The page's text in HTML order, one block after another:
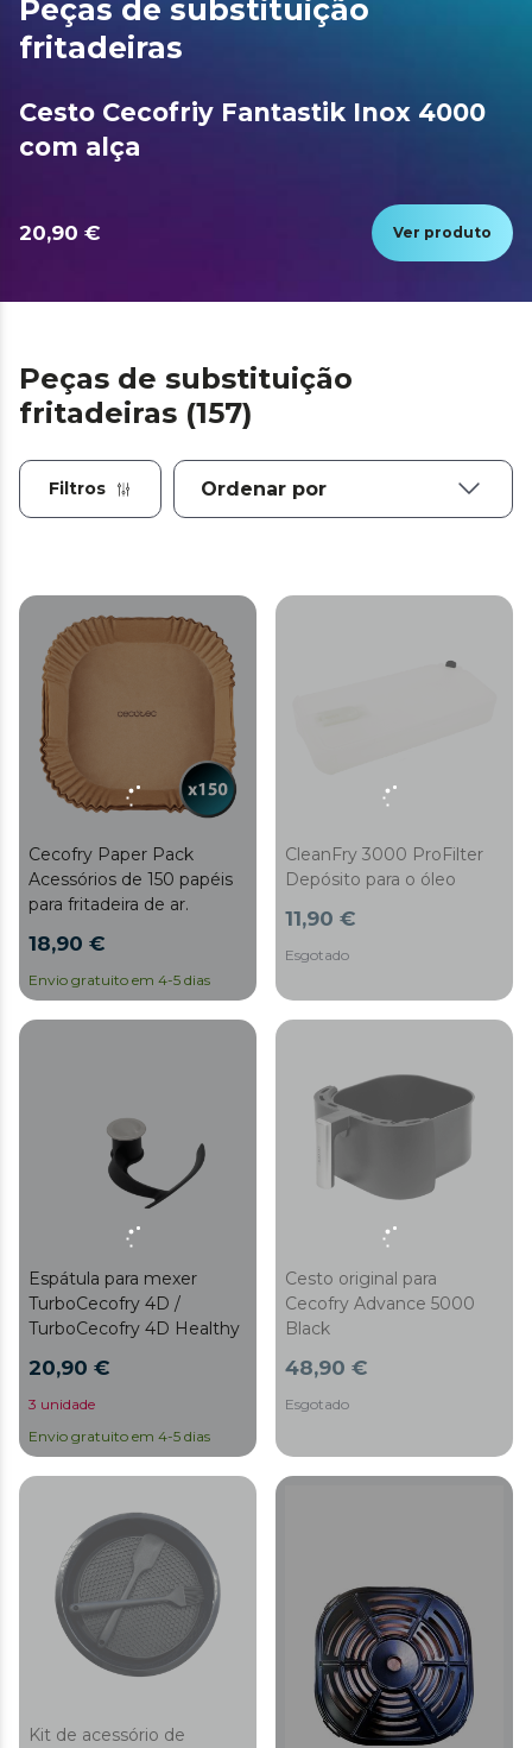
Peças de substituição
fritadeiras
Cesto Cecofriy Fantastik Inox 4000
com alça
20,90 € Ver produto
Peças de substituição
fritadeiras (157)
Filtros
Cecofry Paper Pack
Acessórios de 150 papéis
para fritadeira de ar.
18,90 €
Envio gratuito em 4-5 dias
CleanFry 3000 ProFilter
Depósito para o óleo
11,90 €
Esgotado
Espátula para mexer
TurboCecofry 4D /
TurboCecofry 4D Healthy
20,90 €
3 unidade
Envio gratuito em 4-5 dias
Cesto original para
Cecofry Advance 5000
Black
48,90 €
Esgotado
Kit de acessório de